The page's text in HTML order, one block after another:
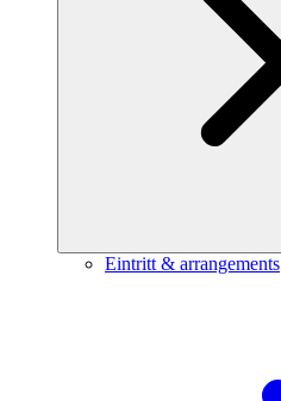
Eintritt & arrangements